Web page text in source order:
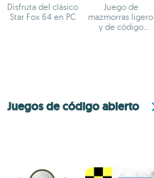
Disfruta del clásico
Star Fox 64 en PC
Juego de
mazmorras ligero
y de código
Juegos de código abierto